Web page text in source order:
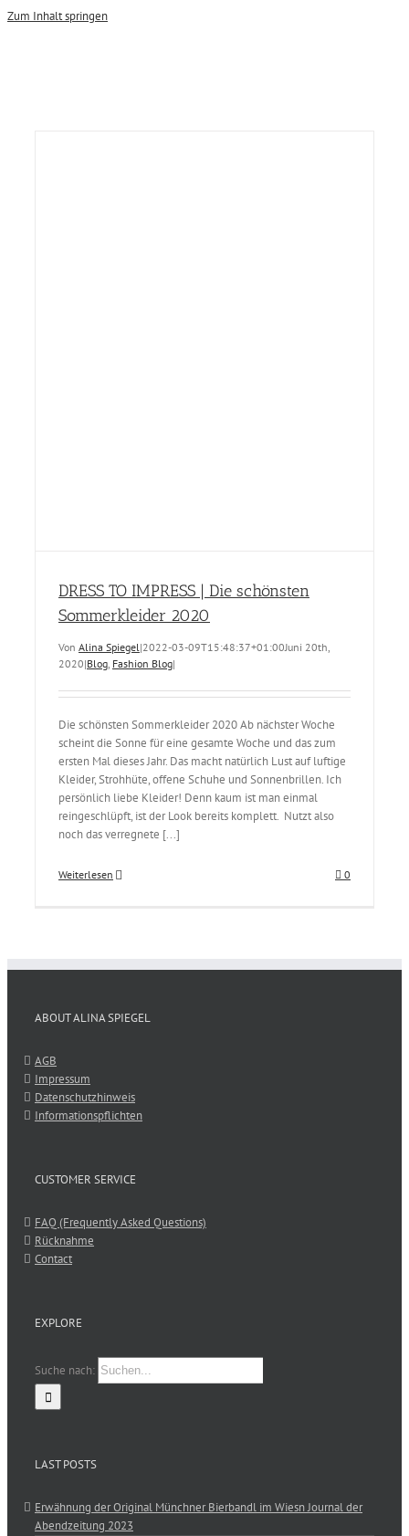
Zum Inhalt springen
DRESS TO IMPRESS | Die schönsten
Sommerkleider 2020
Von Alina Spiegel|2022-03-09T15:48:37+01:00Juni 20th,
2020|Blog, Fashion Blog|
Die schönsten Sommerkleider 2020 Ab nächster Woche
scheint die Sonne für eine gesamte Woche und das zum
ersten Mal dieses Jahr. Das macht natürlich Lust auf luftige
Kleider, Strohhüte, offene Schuhe und Sonnenbrillen. Ich
persönlich liebe Kleider! Denn kaum ist man einmal
reingeschlüpft, ist der Look bereits komplett. Nutzt also
noch das verregnete [...]
Weiterlesen 0
ABOUT ALINA SPIEGEL
AGB
Impressum
Datenschutzhinweis
Informationspflichten
CUSTOMER SERVICE
FAQ (Frequently Asked Questions)
Rücknahme
Contact
EXPLORE
Suche nach:
LAST POSTS
Erwähnung der Original Münchner Bierbandl im Wiesn Journal der
Abendzeitung 2023